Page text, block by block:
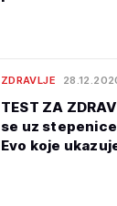
ZDRAVLJE
TEST ZA
se uz
Evo koje